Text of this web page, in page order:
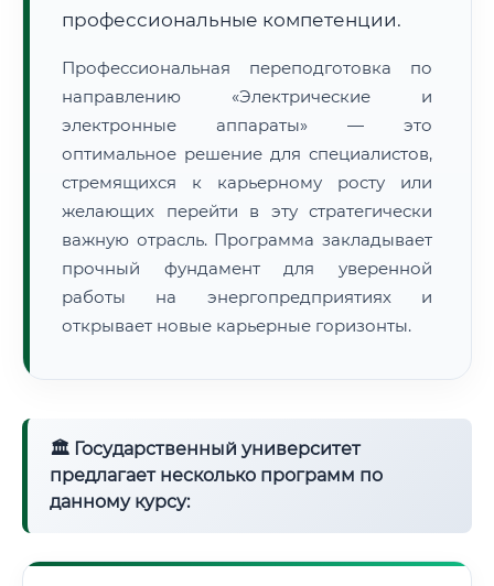
профессиональные компетенции.
Профессиональная переподготовка по
направлению «Электрические и
электронные аппараты» — это
оптимальное решение для специалистов,
стремящихся к карьерному росту или
желающих перейти в эту стратегически
важную отрасль. Программа закладывает
прочный фундамент для уверенной
работы на энергопредприятиях и
открывает новые карьерные горизонты.
🏛 Государственный университет
предлагает несколько программ по
данному курсу: